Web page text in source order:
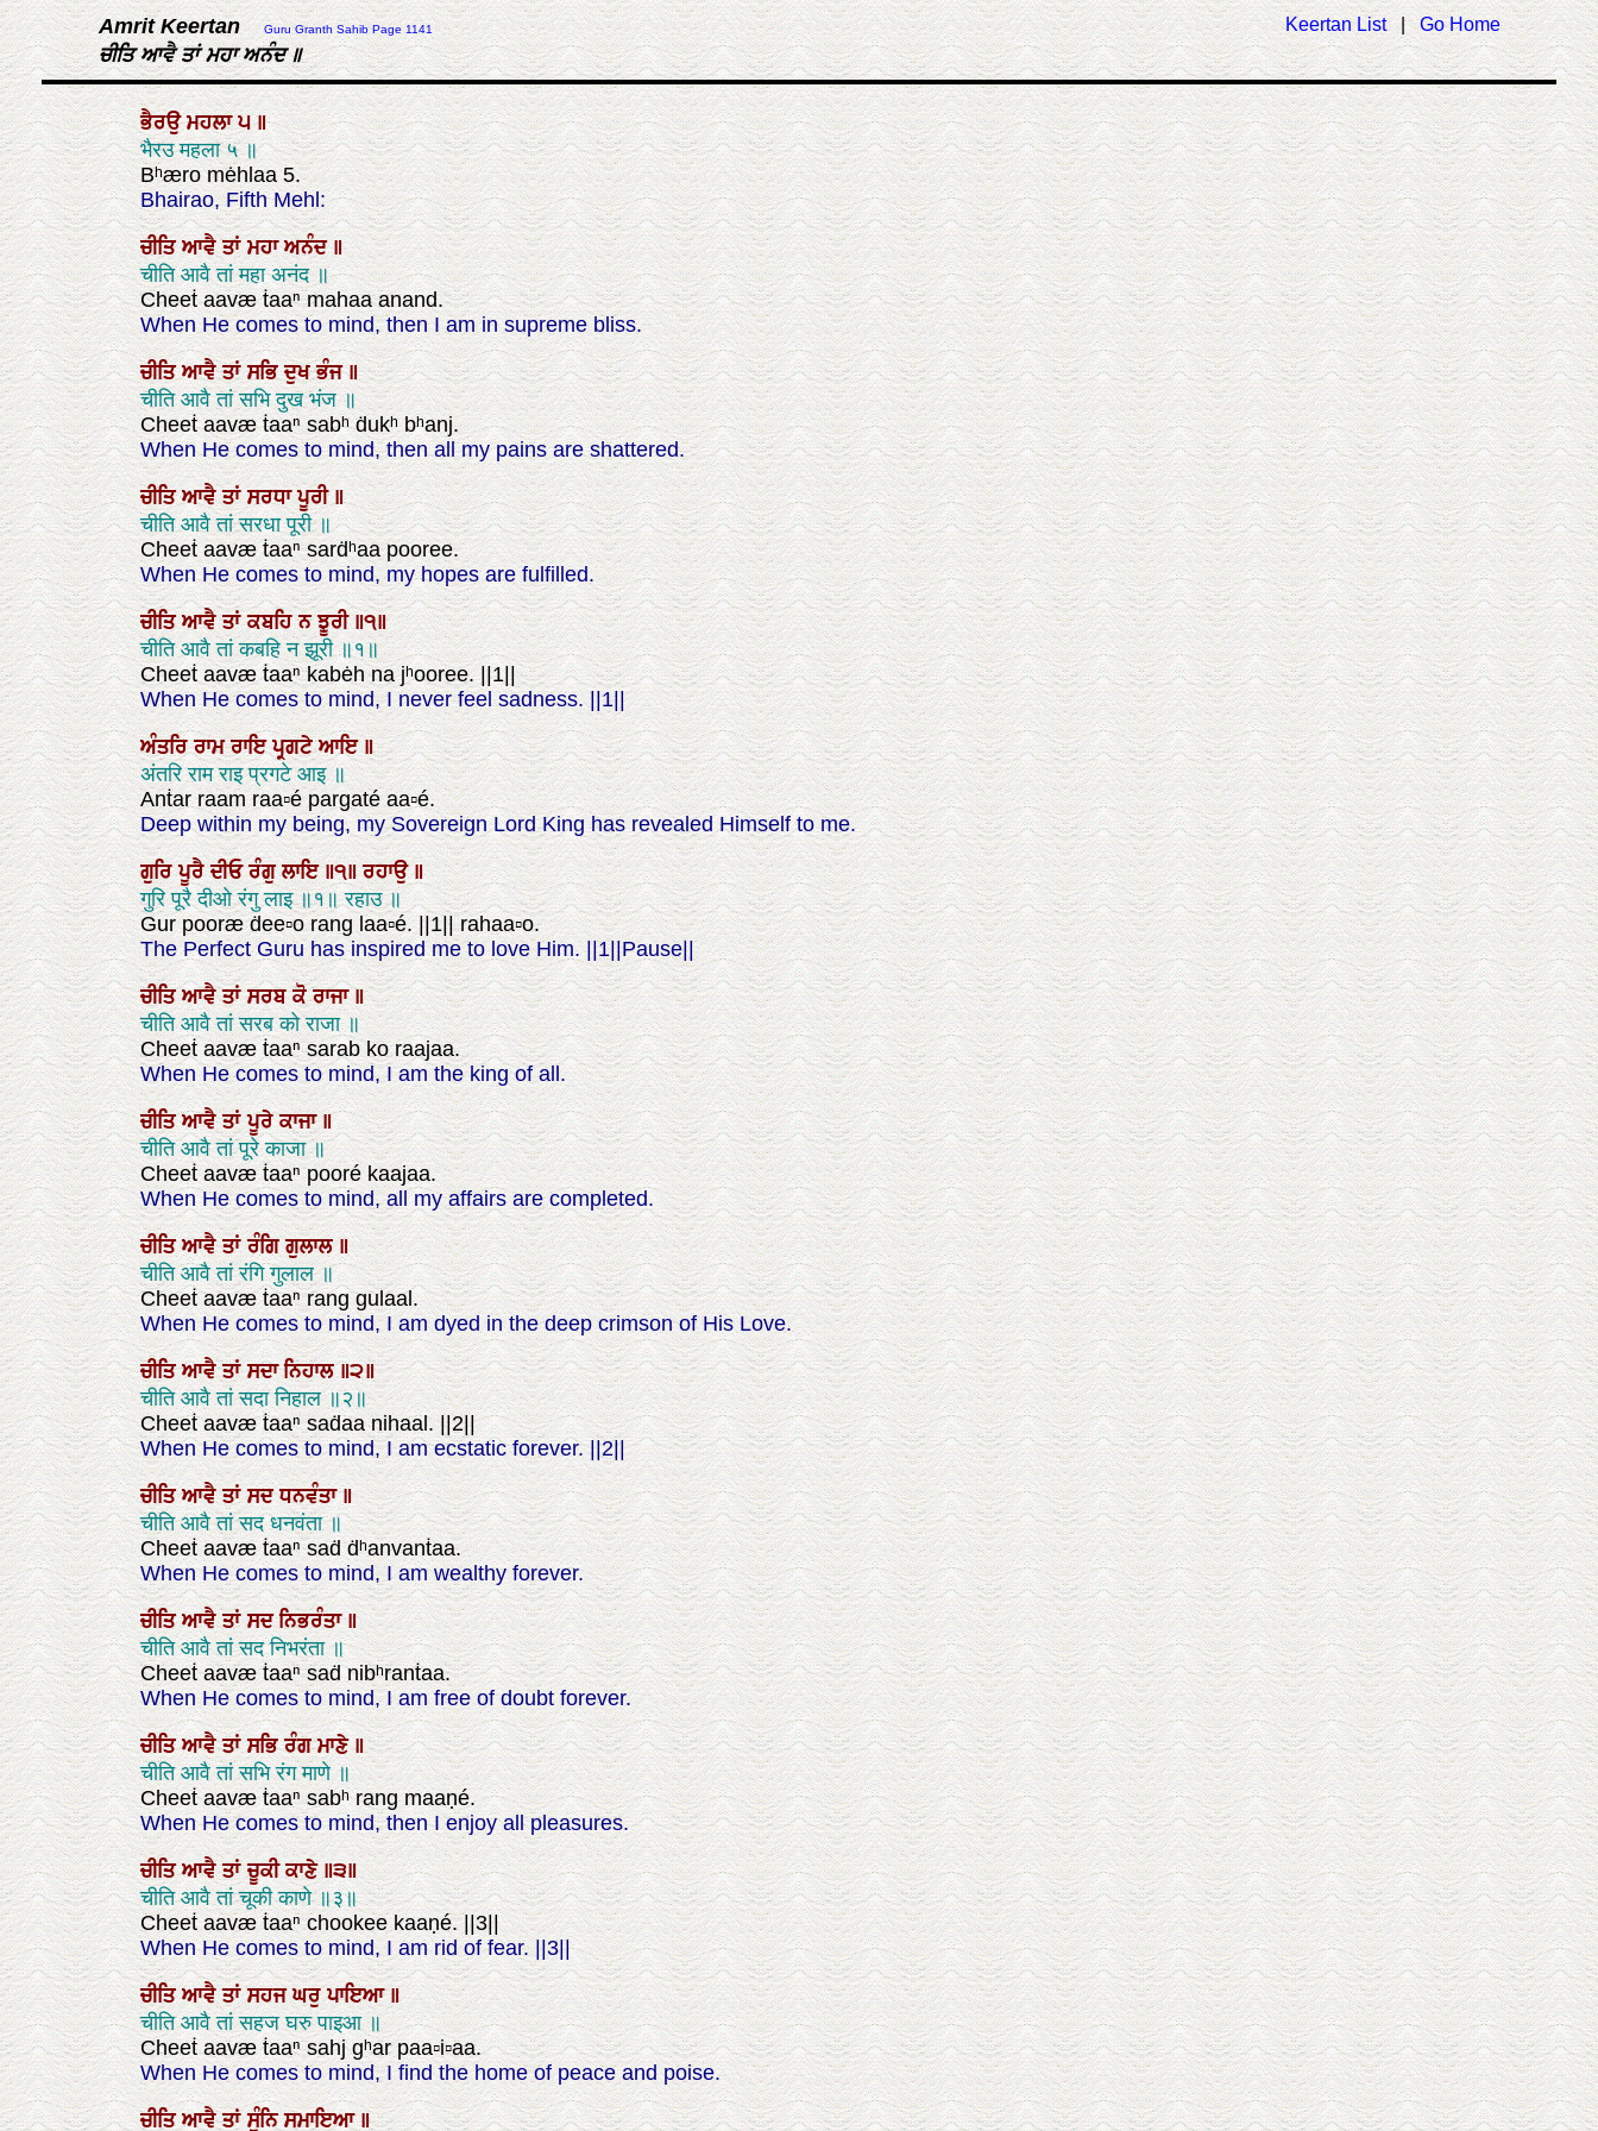
Amrit Keertan Guru Granth Sahib Page 1141
ਚੀਤਿ ਆਵੈ ਤਾਂ ਮਹਾ ਅਨੰਦ ॥
Keertan List|Go Home
ਭੈਰਉਮਹਲਾ੫॥
भैरउ महला ५ ॥
Bʰæro mėhlaa 5.
Bhairao, Fifth Mehl:
ਚੀਤਿਆਵੈਤਾਂਮਹਾਅਨੰਦ॥
चीति आवै तां महा अनंद ॥
Cheeṫ aavæ ṫaaⁿ mahaa anand.
When He comes to mind, then I am in supreme bliss.
ਚੀਤਿਆਵੈਤਾਂਸਭਿਦੁਖਭੰਜ॥
चीति आवै तां सभि दुख भंज ॥
Cheeṫ aavæ ṫaaⁿ sabʰ ḋukʰ bʰanj.
When He comes to mind, then all my pains are shattered.
ਚੀਤਿਆਵੈਤਾਂਸਰਧਾਪੂਰੀ॥
चीति आवै तां सरधा पूरी ॥
Cheeṫ aavæ ṫaaⁿ sarḋʰaa pooree.
When He comes to mind, my hopes are fulfilled.
ਚੀਤਿਆਵੈਤਾਂਕਬਹਿਨਝੂਰੀ॥੧॥
चीति आवै तां कबहि न झूरी ॥१॥
Cheeṫ aavæ ṫaaⁿ kabėh na jʰooree. ||1||
When He comes to mind, I never feel sadness. ||1||
ਅੰਤਰਿਰਾਮਰਾਇਪ੍ਰਗਟੇਆਇ॥
अंतरि राम राइ प्रगटे आइ ॥
Anṫar raam raa▫é pargaté aa▫é.
Deep within my being, my Sovereign Lord King has revealed Himself to me.
ਗੁਰਿਪੂਰੈਦੀਓਰੰਗੁਲਾਇ॥੧॥ਰਹਾਉ॥
गुरि पूरै दीओ रंगु लाइ ॥१॥ रहाउ ॥
Gur pooræ ḋee▫o rang laa▫é. ||1|| rahaa▫o.
The Perfect Guru has inspired me to love Him. ||1||Pause||
ਚੀਤਿਆਵੈਤਾਂਸਰਬਕੋਰਾਜਾ॥
चीति आवै तां सरब को राजा ॥
Cheeṫ aavæ ṫaaⁿ sarab ko raajaa.
When He comes to mind, I am the king of all.
ਚੀਤਿਆਵੈਤਾਂਪੂਰੇਕਾਜਾ॥
चीति आवै तां पूरे काजा ॥
Cheeṫ aavæ ṫaaⁿ pooré kaajaa.
When He comes to mind, all my affairs are completed.
ਚੀਤਿਆਵੈਤਾਂਰੰਗਿਗੁਲਾਲ॥
चीति आवै तां रंगि गुलाल ॥
Cheeṫ aavæ ṫaaⁿ rang gulaal.
When He comes to mind, I am dyed in the deep crimson of His Love.
ਚੀਤਿਆਵੈਤਾਂਸਦਾਨਿਹਾਲ॥੨॥
चीति आवै तां सदा निहाल ॥२॥
Cheeṫ aavæ ṫaaⁿ saḋaa nihaal. ||2||
When He comes to mind, I am ecstatic forever. ||2||
ਚੀਤਿਆਵੈਤਾਂਸਦਧਨਵੰਤਾ॥
चीति आवै तां सद धनवंता ॥
Cheeṫ aavæ ṫaaⁿ saḋ ḋʰanvanṫaa.
When He comes to mind, I am wealthy forever.
ਚੀਤਿਆਵੈਤਾਂਸਦਨਿਭਰੰਤਾ॥
चीति आवै तां सद निभरंता ॥
Cheeṫ aavæ ṫaaⁿ saḋ nibʰranṫaa.
When He comes to mind, I am free of doubt forever.
ਚੀਤਿਆਵੈਤਾਂਸਭਿਰੰਗਮਾਣੇ॥
चीति आवै तां सभि रंग माणे ॥
Cheeṫ aavæ ṫaaⁿ sabʰ rang maaṇé.
When He comes to mind, then I enjoy all pleasures.
ਚੀਤਿਆਵੈਤਾਂਚੂਕੀਕਾਣੇ॥੩॥
चीति आवै तां चूकी काणे ॥३॥
Cheeṫ aavæ ṫaaⁿ chookee kaaṇé. ||3||
When He comes to mind, I am rid of fear. ||3||
ਚੀਤਿਆਵੈਤਾਂਸਹਜਘਰੁਪਾਇਆ॥
चीति आवै तां सहज घरु पाइआ ॥
Cheeṫ aavæ ṫaaⁿ sahj gʰar paa▫i▫aa.
When He comes to mind, I find the home of peace and poise.
ਚੀਤਿਆਵੈਤਾਂਸੁੰਨਿਸਮਾਇਆ॥